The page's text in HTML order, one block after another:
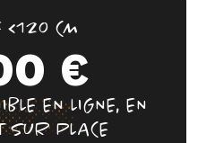
<120 CM
€
EN LIGNE, EN
SUR PLACE